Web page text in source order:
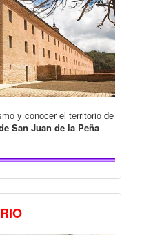
y conocer el territorio de
San Juan de la Peña